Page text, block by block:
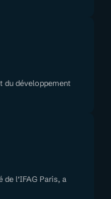
du développement
l’IFAG Paris, a